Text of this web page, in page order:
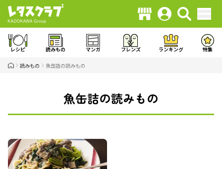
レシピ 読みもの マンガ フレンズ ランキング 特集
読みもの 魚缶詰の読みもの
魚缶詰の読みもの